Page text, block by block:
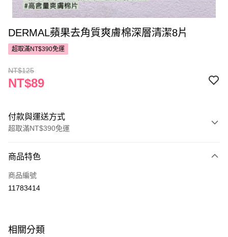
DERMAL蘋果去角質爽膚棉深層清潔8片
超取滿NT$390免運
NT$125
NT$89
付款與運送方式
超取滿NT$390免運
POYA支付
信用卡一次付款
商品特色
商品編號
11783414
相關分類